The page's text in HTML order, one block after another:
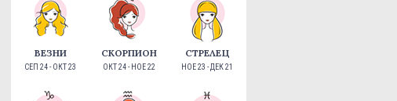
ВЕЗНИ
СЕП 24 - ОКТ 23
СКОРПИОН
ОКТ 24 - НОЕ 22
СТРЕЛЕЦ
НОЕ 23 - ДЕК 21